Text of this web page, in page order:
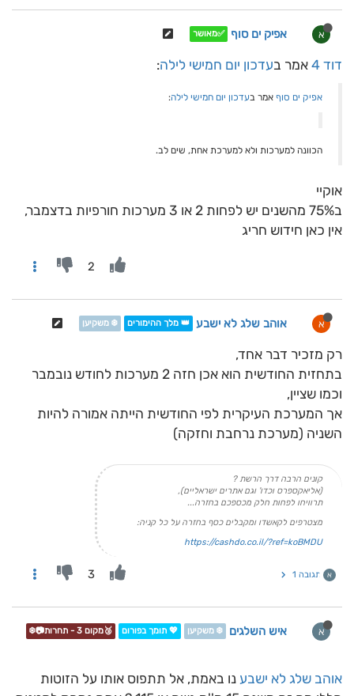
א אפיק ים סוף ✅מאושר
דוד 4 אמר בעדכון יום חמישי לילה:
אפיק ים סוף אמר בעדכון יום חמישי לילה:
הכוונה למערכות ולא למערכת אחת, שים לב.
אוקיי
ב75% מהשנים יש לפחות 2 או 3 מערכות חורפיות בדצמבר,
אין כאן חידוש חריג
2
א אוהב שלג לא ישבע 👑 מלך ההימורים ❄️ משקיען
רק מזכיר דבר אחד,
בתחזית החודשית הוא אכן חזה 2 מערכות לחודש נובמבר
וכמו שציין,
אך המערכת העיקרית לפי החודשית הייתה אמורה להיות
השניה (מערכת נרחבת וחזקה)
קונים הרבה דרך הרשת ?
(אליאקספרס וכדו' וגם אתרים ישראליים),
תרוויחו לפחות חלק מכספכם בחזרה...
מצטרפים לקאשדו ומקבלים כסף בחזרה על כל קניה:
https://cashdo.co.il/?ref=koBMDU
א תגובה 1 3
א איש השלגים ❄️ משקיען 💖 תומך בפורום 🥉מקום 3 - תחרות📷❄️
אוהב שלג לא ישבע נו באמת, אל תתפוס אותו על הזוטות